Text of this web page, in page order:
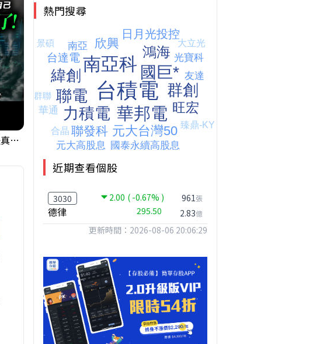
【我被黑了?】是真的聽不懂嗎...還是... #股票分析 #因果分析 撐台股的不是投信，是買ETF的你自己｜Mr.Jimmy高志銘 #ETF #投信買超 #台股
熱門搜尋
近期查看個股
3030 2.00 ( -0.67% )
德律 295.50
961張
2.83億
更新時間：2026-08-06 20:06:29